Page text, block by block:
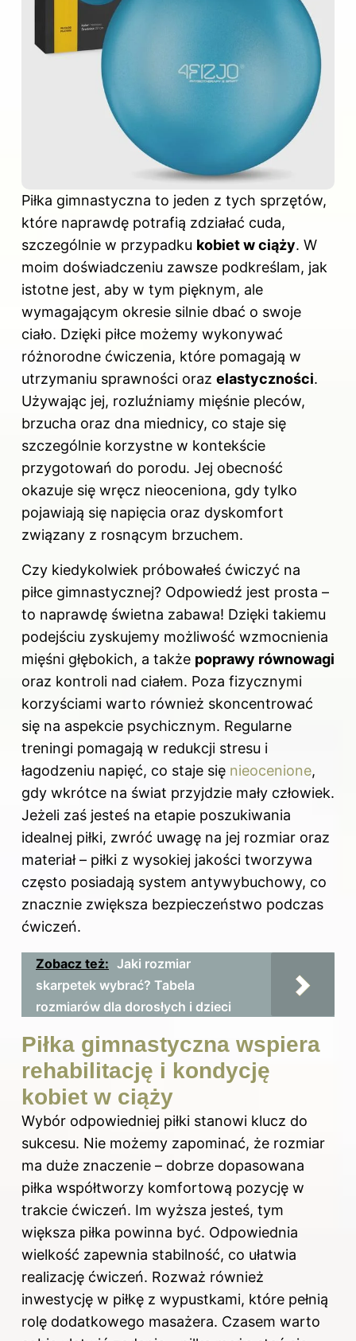
Piłka gimnastyczna to jeden z tych sprzętów,
które naprawdę potrafią zdziałać cuda,
szczególnie w przypadku kobiet w ciąży. W
moim doświadczeniu zawsze podkreślam, jak
istotne jest, aby w tym pięknym, ale
wymagającym okresie silnie dbać o swoje
ciało. Dzięki piłce możemy wykonywać
różnorodne ćwiczenia, które pomagają w
utrzymaniu sprawności oraz elastyczności.
Używając jej, rozluźniamy mięśnie pleców,
brzucha oraz dna miednicy, co staje się
szczególnie korzystne w kontekście
przygotowań do porodu. Jej obecność
okazuje się wręcz nieoceniona, gdy tylko
pojawiają się napięcia oraz dyskomfort
związany z rosnącym brzuchem.
Czy kiedykolwiek próbowałeś ćwiczyć na
piłce gimnastycznej? Odpowiedź jest prosta –
to naprawdę świetna zabawa! Dzięki takiemu
podejściu zyskujemy możliwość wzmocnienia
mięśni głębokich, a także poprawy równowagi
oraz kontroli nad ciałem. Poza fizycznymi
korzyściami warto również skoncentrować
się na aspekcie psychicznym. Regularne
treningi pomagają w redukcji stresu i
łagodzeniu napięć, co staje się nieocenione,
gdy wkrótce na świat przyjdzie mały człowiek.
Jeżeli zaś jesteś na etapie poszukiwania
idealnej piłki, zwróć uwagę na jej rozmiar oraz
materiał – piłki z wysokiej jakości tworzywa
często posiadają system antywybuchowy, co
znacznie zwiększa bezpieczeństwo podczas
ćwiczeń.
Zobacz też: Jaki rozmiar
skarpetek wybrać? Tabela
rozmiarów dla dorosłych i dzieci
Piłka gimnastyczna wspiera
rehabilitację i kondycję
kobiet w ciąży
Wybór odpowiedniej piłki stanowi klucz do
sukcesu. Nie możemy zapominać, że rozmiar
ma duże znaczenie – dobrze dopasowana
piłka współtworzy komfortową pozycję w
trakcie ćwiczeń. Im wyższa jesteś, tym
większa piłka powinna być. Odpowiednia
wielkość zapewnia stabilność, co ułatwia
realizację ćwiczeń. Rozważ również
inwestycję w piłkę z wypustkami, które pełnią
rolę dodatkowego masażera. Czasem warto